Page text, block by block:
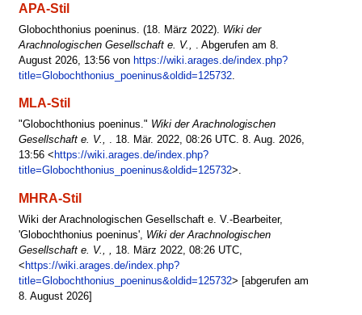
APA-Stil
Globochthonius poeninus. (18. März 2022). Wiki der
Arachnologischen Gesellschaft e. V., . Abgerufen am 8.
August 2026, 13:56 von https://wiki.arages.de/index.php?
title=Globochthonius_poeninus&oldid=125732.
MLA-Stil
"Globochthonius poeninus." Wiki der Arachnologischen
Gesellschaft e. V., . 18. Mär. 2022, 08:26 UTC. 8. Aug. 2026,
13:56 < https://wiki.arages.de/index.php?
title=Globochthonius_poeninus&oldid=125732>.
MHRA-Stil
Wiki der Arachnologischen Gesellschaft e. V.-Bearbeiter,
'Globochthonius poeninus', Wiki der Arachnologischen
Gesellschaft e. V., ,
18. März 2022, 08:26 UTC,
< https://wiki.arages.de/index.php?
title=Globochthonius_poeninus&oldid=125732> [abgerufen am
8. August 2026]